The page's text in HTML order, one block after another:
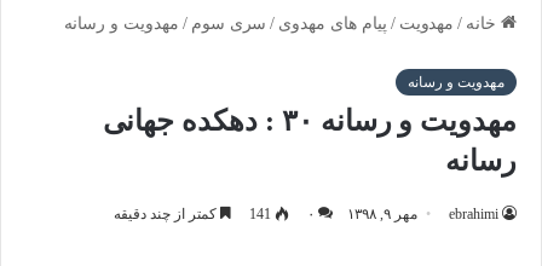
خانه / مهدویت / پیام های مهدوی / سری سوم / مهدویت و رسانه
مهدویت و رسانه
مهدویت و رسانه ۳۰ : دهکده جهانی
رسانه
ebrahimi مهر ۹, ۱۳۹۸ ۰ 141 کمتر از چند دقیقه